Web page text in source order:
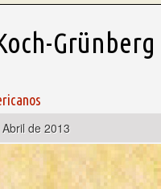
Grünberg
de 2013